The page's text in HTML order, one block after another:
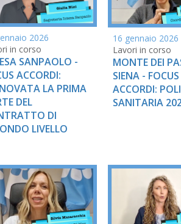
2026
in corso
SANPAOLO -
ACCORDI:
LA PRIMA
DEL
DI
LIVELLO
16 gennaio 2026
Lavori in corso
MONTE DEI
SIENA - FOCUS
ACCORDI:
SANITARIA